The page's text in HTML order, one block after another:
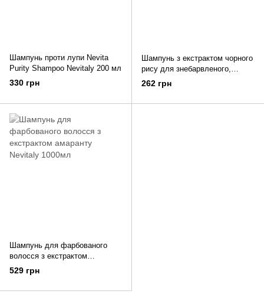
Шампунь проти лупи Nevita
Purity Shampoo Nevitaly 200 мл
330 грн
Шампунь з екстрактом чорного
рису для знебарвленого,
мелірованого і сивого волосся
Nevitaly 300 мл
262 грн
Шампунь для фарбованого
волосся з екстрактом
амаранту Nevitaly 1000мл
529 грн